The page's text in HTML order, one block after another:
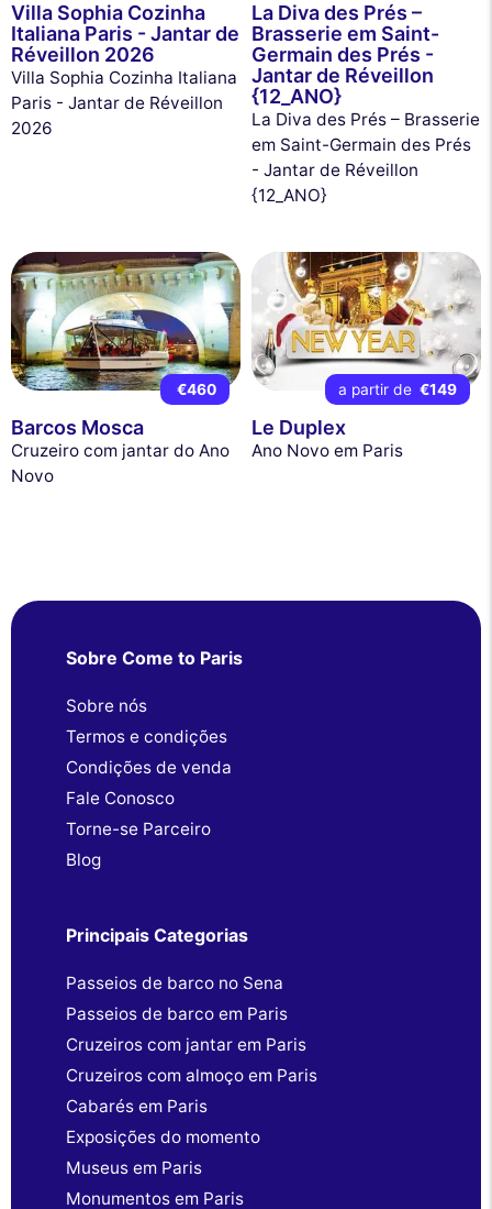
Villa Sophia Cozinha
Italiana Paris - Jantar de
Réveillon 2026
Villa Sophia Cozinha Italiana
Paris - Jantar de Réveillon
2026
La Diva des Prés –
Brasserie em Saint-
Germain des Prés -
Jantar de Réveillon
{12_ANO}
La Diva des Prés – Brasserie
em Saint-Germain des Prés
- Jantar de Réveillon
{12_ANO}
€460
Barcos Mosca
Cruzeiro com jantar do Ano
Novo
a partir de €149
Le Duplex
Ano Novo em Paris
Sobre Come to Paris
Sobre nós
Termos e condições
Condições de venda
Fale Conosco
Torne-se Parceiro
Blog
Principais Categorias
Passeios de barco no Sena
Passeios de barco em Paris
Cruzeiros com jantar em Paris
Cruzeiros com almoço em Paris
Cabarés em Paris
Exposições do momento
Museus em Paris
Monumentos em Paris